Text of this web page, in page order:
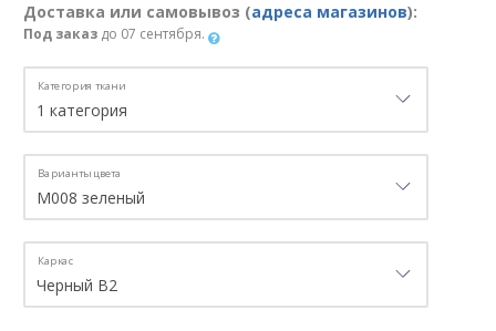
Доставка или самовывоз (адреса магазинов):
Под заказ до 07 сентября.
Категория ткани
Варианты цвета
Каркас